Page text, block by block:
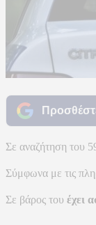
Σε αναζήτηση του
Σύμφωνα με τις
Σε βάρος του έχει